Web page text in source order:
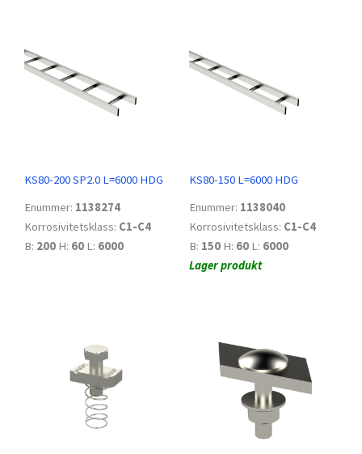
KS80-200 SP2.0 L=6000 HDG
Enummer: 1138274
Korrosivitetsklass: C1-C4
B: 200 H: 60 L: 6000
KS80-150 L=6000 HDG
Enummer: 1138040
Korrosivitetsklass: C1-C4
B: 150 H: 60 L: 6000
Lager produkt